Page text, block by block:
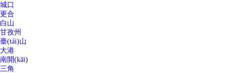
城口
更合
白山
甘孜州
臺(tái)山
大港
南開(kāi)
三角